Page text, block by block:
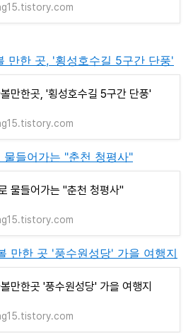
만한 곳, '횡성호수길 5구간 단풍'
만한곳, '횡성호수길 5구간 단풍'
들어가는 "춘천 청평사"
물들어가는 "춘천 청평사"
만한 곳 '풍수원성당' 가을 여행지
만한곳 '풍수원성당' 가을 여행지